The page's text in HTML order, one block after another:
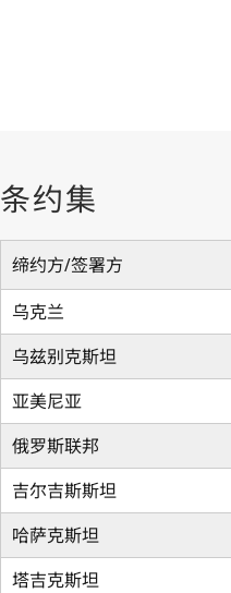
缔约方/签署方
乌克兰
乌兹别克斯坦
亚美尼亚
俄罗斯联邦
吉尔吉斯斯坦
哈萨克斯坦
塔吉克斯坦